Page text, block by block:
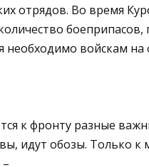
отрядов. Во время
необходимо войскам
к фронту разные
идут обозы. Только к